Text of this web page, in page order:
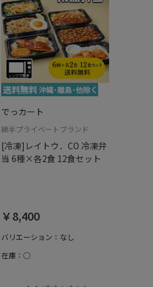
でっカート
綿半プライベートブランド
[冷凍]レイトウ．CO 冷凍弁
当 6種×各2食 12食セット
￥8,400
バリエーション：なし
在庫：○